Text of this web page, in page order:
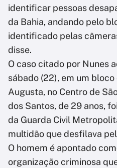
identificar pessoas
da Bahia, andando pelo
identificado pelas
disse.
O caso citado por Nunes
sábado (22), em um
Augusta, no Centro de
dos Santos, de 29 anos,
da Guarda Civil
multidão que desfilava
O homem é apontado
organização criminosa